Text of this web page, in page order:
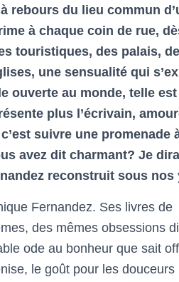
rebours du lieu commun
à chaque coin de rue,
touristiques, des palais,
une sensualité qui
ouverte au monde, telle est
plus l’écrivain,
suivre une promenade
avez dit charmant? Je
reconstruit sous nos
Fernandez. Ses livres de
des mêmes obsessions
ode au bonheur que sait
le goût pour les douceurs